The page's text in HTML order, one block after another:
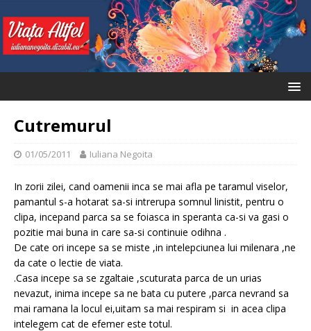
Cutremurul
01/05/2011 Iuliana Negoita
In zorii zilei, cand oamenii inca se mai afla pe taramul viselor,
pamantul s-a hotarat sa-si intrerupa somnul linistit, pentru o
clipa, incepand parca sa se foiasca in speranta ca-si va gasi o
pozitie mai buna in care sa-si continuie odihna .
De cate ori incepe sa se miste ,in intelepciunea lui milenara ,ne
da cate o lectie de viata.
.Casa incepe sa se zgaltaie ,scuturata parca de un urias
nevazut, inima incepe sa ne bata cu putere ,parca nevrand sa
mai ramana la locul ei,uitam sa mai respiram si in acea clipa
intelegem cat de efemer este totul.